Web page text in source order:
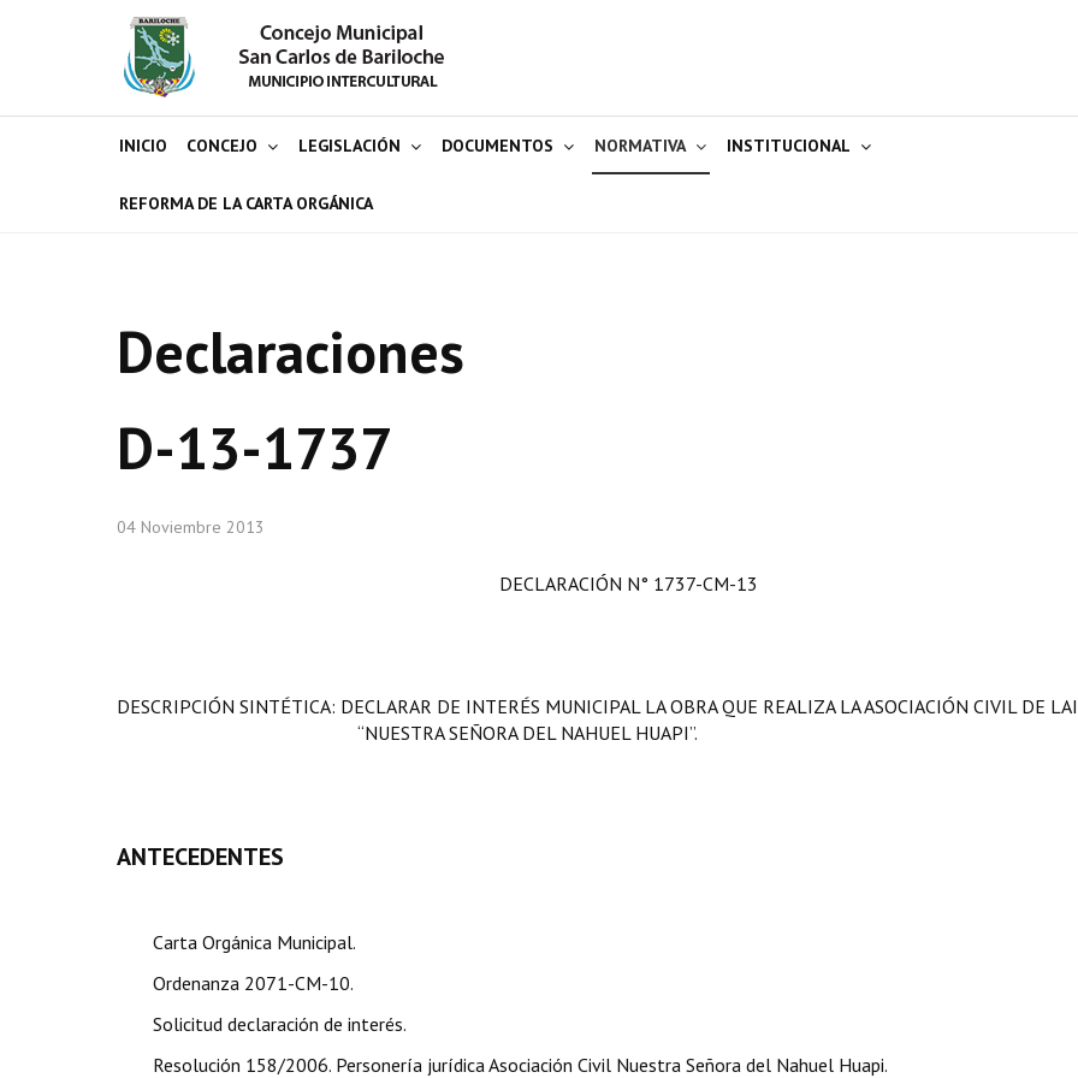
INICIO CONCEJO LEGISLACIÓN DOCUMENTOS NORMATIVA INSTITUCIONAL
REFORMA DE LA CARTA ORGÁNICA
Declaraciones
D-13-1737
04 Noviembre 2013
DECLARACIÓN N° 1737-CM-13
DESCRIPCIÓN SINTÉTICA: DECLARAR DE INTERÉS MUNICIPAL LA OBRA QUE REALIZA LA ASOCIACIÓN CIVIL DE
“NUESTRA SEÑORA DEL NAHUEL HUAPI”.
ANTECEDENTES
Carta Orgánica Municipal.
Ordenanza 2071-CM-10.
Solicitud declaración de interés.
Resolución 158/2006. Personería jurídica Asociación Civil Nuestra Señora del Nahuel Huapi.